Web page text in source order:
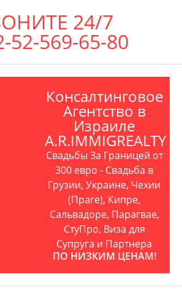
24/7
52-569-65-80
Консалтинговое
Агентство в
Израиле
A.R.IMMIGREALTY
Свадьбы За Границей от
300 евро - Свадьба в
Грузии, Украине, Чехии
(Праге), Кипре,
Сальвадоре, Парагвае,
СтуПро, Виза для
Супруга и Партнера
ПО НИЗКИМ ЦЕНАМ!